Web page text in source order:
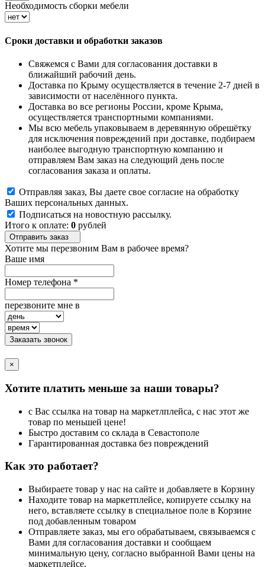
Необходимость сборки мебели
Сроки доставки и обработки заказов
Свяжемся с Вами для согласования доставки в
ближайший рабочий день.
Доставка по Крыму осуществляется в течение 2-7 дней в
зависимости от населённого пункта.
Доставка во все регионы России, кроме Крыма,
осуществляется транспортными компаниями.
Мы всю мебель упаковываем в деревянную обрешётку
для исключения повреждений при доставке, подбираем
наиболее выгодную транспортную компанию и
отправляем Вам заказ на следующий день после
согласования заказа и оплаты.
Отправляя заказ, Вы даете свое согласие на обработку
Ваших персональных данных.
Подписаться на новостную рассылку.
Итого к оплате: 0 рублей
Хотите мы перезвоним Вам в рабочее время?
Ваше имя
Номер телефона *
перезвоните мне в
Заказать звонок
×
Хотите платить меньше за наши товары?
с Вас ссылка на товар на маркетлплейса, с нас этот же
товар по меньшей цене!
Быстро доставим со склада в Севастополе
Гарантированная доставка без повреждений
Как это работает?
Выбираете товар у нас на сайте и добавляете в Корзину
Находите товар на маркетплейсе, копируете ссылку на
него, вставляете ссылку в специальное поле в Корзине
под добавленным товаром
Отправляете заказ, мы его обрабатываем, связываемся с
Вами для согласования доставки и сообщаем
минимальную цену, согласно выбранной Вами цены на
маркетплейсе.